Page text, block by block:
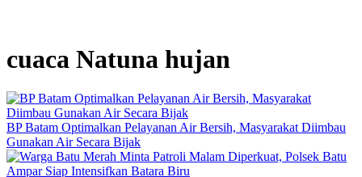
cuaca Natuna hujan
BP Batam Optimalkan Pelayanan Air Bersih, Masyarakat Diimbau
Gunakan Air Secara Bijak